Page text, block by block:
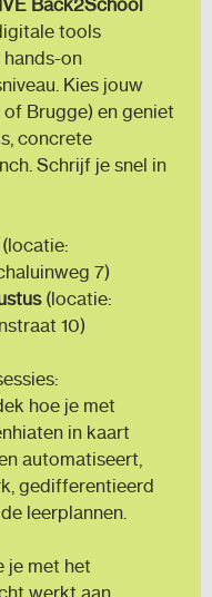
Back2School
tools
on
Kies jouw
Brugge) en geniet
concrete
Schrijf je snel in
7)
(locatie:
10)
hoe je met
in kaart
automatiseert,
gedifferentieerd
leerplannen.
je met het